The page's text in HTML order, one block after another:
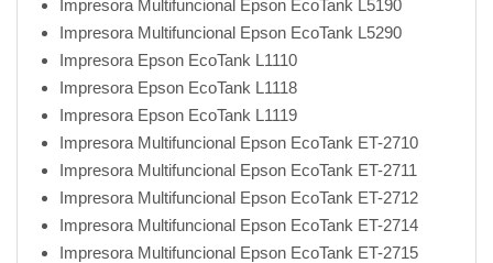
Impresora Multifuncional Epson EcoTank L5190
Impresora Multifuncional Epson EcoTank L5290
Impresora Epson EcoTank L1110
Impresora Epson EcoTank L1118
Impresora Epson EcoTank L1119
Impresora Multifuncional Epson EcoTank ET-2710
Impresora Multifuncional Epson EcoTank ET-2711
Impresora Multifuncional Epson EcoTank ET-2712
Impresora Multifuncional Epson EcoTank ET-2714
Impresora Multifuncional Epson EcoTank ET-2715